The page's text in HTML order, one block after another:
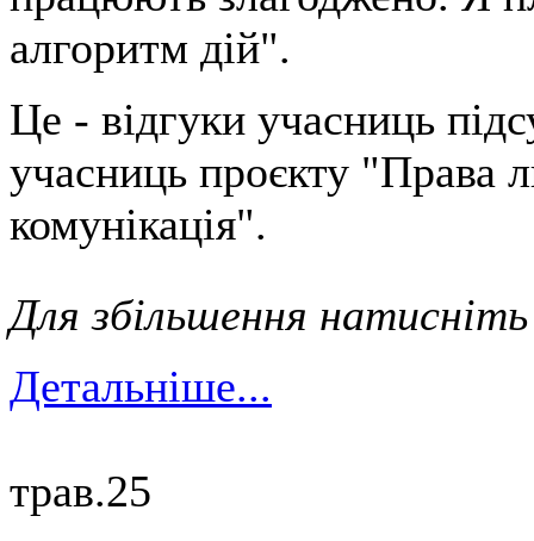
алгоритм дій".
Це - відгуки учасниць
учасниць проєкту "Права
комунікація".
Для збільшення
Детальніше...
трав.25